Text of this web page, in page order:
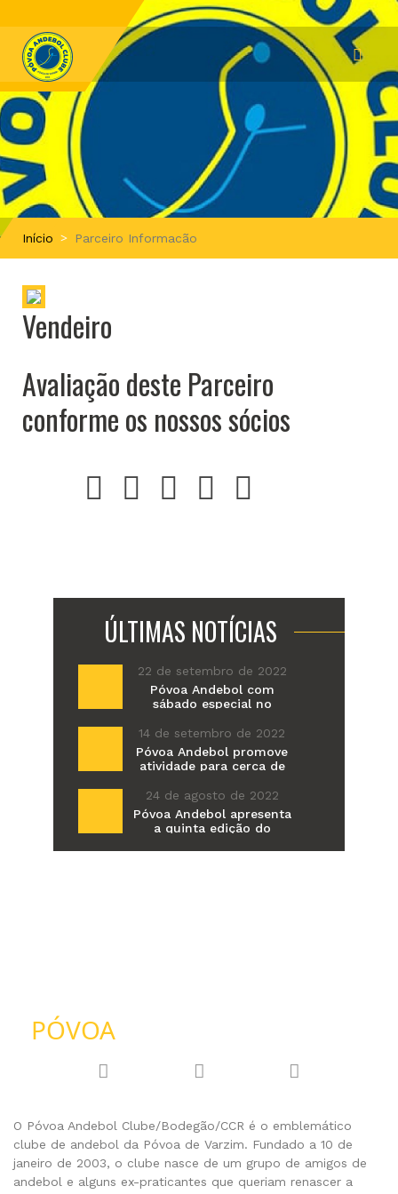
Início Parceiro Informacão
Vendeiro
Avaliação deste Parceiro
conforme os nossos sócios
ÚLTIMAS NOTÍCIAS
22 de setembro de 2022
Póvoa Andebol com
sábado especial no
época
14 de setembro de 2022
Póvoa Andebol promove
atividade para cerca de
Amorim
24 de agosto de 2022
Póvoa Andebol apresenta
a quinta edição do
PÓVOA
O Póvoa Andebol Clube/Bodegão/CCR é o emblemático
clube de andebol da Póvoa de Varzim. Fundado a 10 de
janeiro de 2003, o clube nasce de um grupo de amigos de
andebol e alguns ex-praticantes que queriam renascer a